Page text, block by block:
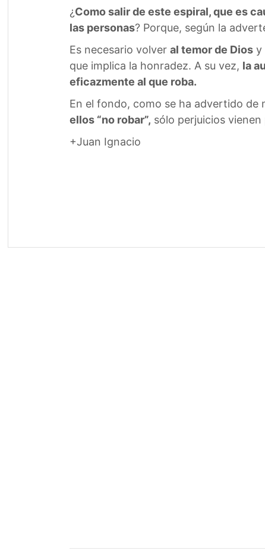
¿Como salir de este espiral, que es
las personas? Porque, según la
Es necesario volver al temor de Diosy
que implica la honradez. A su vez, la
eficazmente al que roba.
En el fondo, como se ha advertido de
ellos “no robar”, sólo perjuicios
+Juan Ignacio